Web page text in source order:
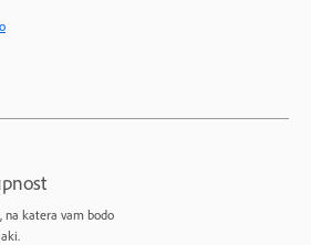
na katera vam bodo